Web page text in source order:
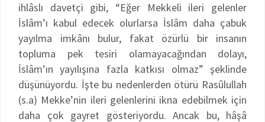
ihlâslı davetçi gibi, “Eğer Mekkeli ileri gelenler
İslâm’ı kabul edecek olurlarsa İslâm daha çabuk
yayılma imkânı bulur, fakat özürlü bir insanın
topluma pek tesiri olamayacağından dolayı,
İslâm’ın yayılışına fazla katkısı olmaz” şeklinde
düşünüyordu. İşte bu nedenlerden ötürü Rasûlullah
(s.a) Mekke’nin ileri gelenlerini ikna edebilmek için
daha çok gayret gösteriyordu. Ancak bu, hâşâ